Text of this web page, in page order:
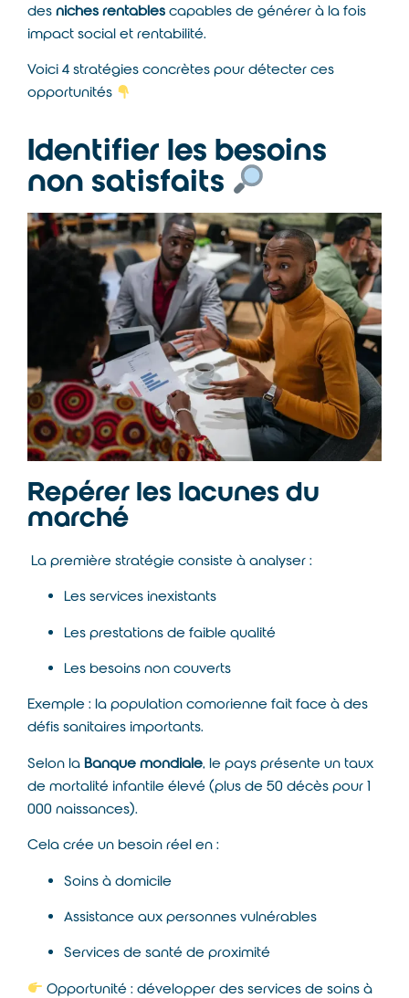
des niches rentables capables de générer à la fois
impact social et rentabilité.
Voici 4 stratégies concrètes pour détecter ces
opportunités
Identifier les besoins
non satisfaits
Repérer les lacunes du
marché
La première stratégie consiste à analyser :
Les services inexistants
Les prestations de faible qualité
Les besoins non couverts
Exemple : la population comorienne fait face à des
défis sanitaires importants.
Selon la Banque mondiale, le pays présente un taux
de mortalité infantile élevé (plus de 50 décès pour 1
000 naissances).
Cela crée un besoin réel en :
Soins à domicile
Assistance aux personnes vulnérables
Services de santé de proximité
Opportunité : développer des services de soins à